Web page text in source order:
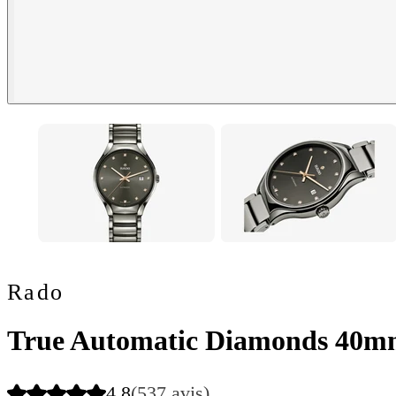
Rado
True Automatic Diamonds